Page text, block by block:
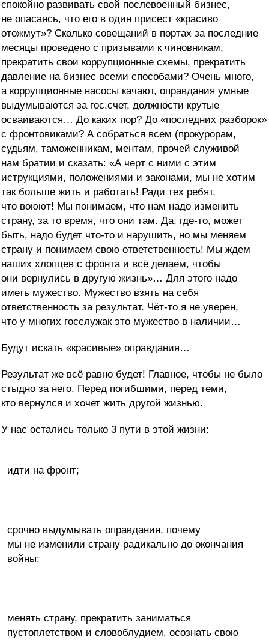
спокойно развивать свой послевоенный бизнес,
не опасаясь, что его в один присест «красиво
отожмут»? Сколько совещаний в портах за последние
месяцы проведено с призывами к чиновникам,
прекратить свои коррупционные схемы, прекратить
давление на бизнес всеми способами? Очень много,
а коррупционные насосы качают, оправдания умные
выдумываются за гос.счет, должности крутые
осваиваются… До каких пор? До «последних разборок»
с фронтовиками? А собраться всем (прокурорам,
судьям, таможенникам, ментам, прочей служивой
нам братии и сказать: «А черт с ними с этим
иструкциями, положениями и законами, мы не хотим
так больше жить и работать! Ради тех ребят,
что воюют! Мы понимаем, что нам надо изменить
страну, за то время, что они там. Да, где-то, может
быть, надо будет что-то и нарушить, но мы меняем
страну и понимаем свою ответственность! Мы ждем
наших хлопцев с фронта и всё делаем, чтобы
они вернулись в другую жизнь»… Для этого надо
иметь мужество. Мужество взять на себя
ответственность за результат. Чёт-то я не уверен,
что у многих госслужак это мужество в наличии…
Будут искать «красивые» оправдания…
Результат же всё равно будет! Главное, чтобы не было
стыдно за него. Перед погибшими, перед теми,
кто вернулся и хочет жить другой жизнью.
У нас остались только 3 пути в этой жизни:
идти на фронт;
срочно выдумывать оправдания, почему
мы не изменили страну радикально до окончания
войны;
менять страну, прекратить заниматься
пустоплетством и словоблудием, осознать свою